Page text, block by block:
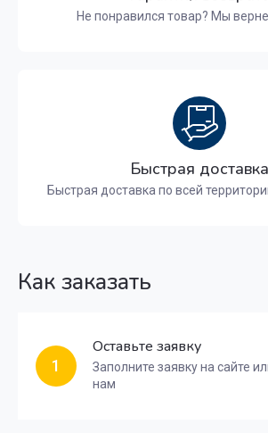
Не понравился товар? Мы
Быстрая доставка
Быстрая доставка по всей
Как заказать
1
Оставьте заявку
Заполните заявку на сайте
нам